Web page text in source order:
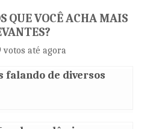
QUE VOCÊ ACHA MAIS
votos até agora
falando de diversos